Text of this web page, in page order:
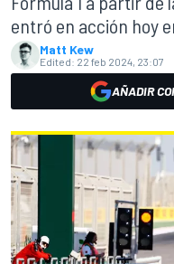
entró en acción hoy
Matt Kew
Edited: 22 feb 2024, 23:07
AÑADIR